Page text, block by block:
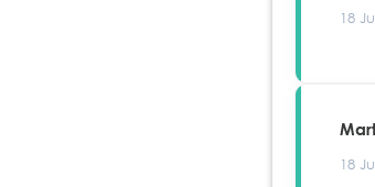
18
18